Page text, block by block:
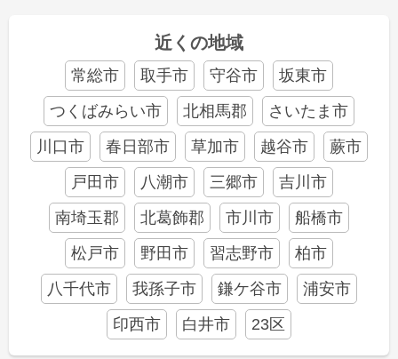
近くの地域
常総市 取手市 守谷市
坂東市
つくばみらい市
北相馬郡
さいたま市
川口市
春日部市 草加市 越谷市
蕨市
戸田市
八潮市 三郷市
吉川市
南埼玉郡
北葛飾郡 市川市
船橋市
松戸市
野田市 習志野市
柏市
八千代市
我孫子市 鎌ケ谷市
浦安市
印西市
白井市 23区